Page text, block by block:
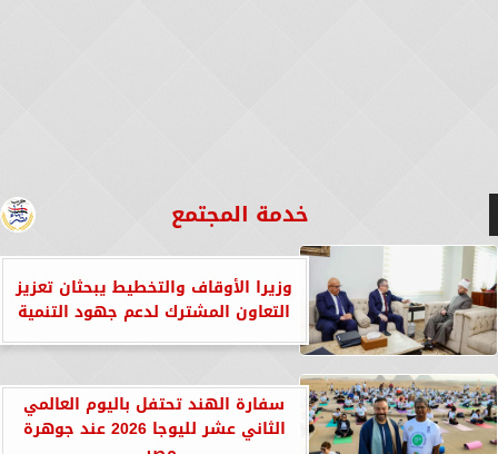
خدمة المجتمع
وزيرا الأوقاف والتخطيط يبحثان تعزيز
التعاون المشترك لدعم جهود التنمية
سفارة الهند تحتفل باليوم العالمي
الثاني عشر لليوجا 2026 عند جوهرة